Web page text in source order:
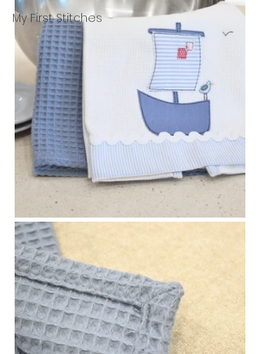
My First Stitches